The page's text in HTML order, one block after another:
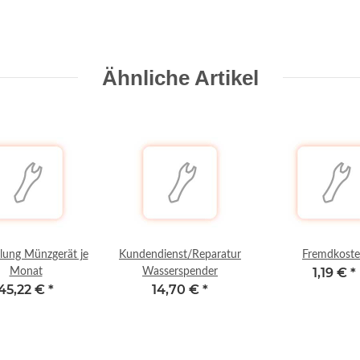
Ähnliche Artikel
Münzgerät je
Monat
€ *
Kundendienst/Reparatur
Wasserspender
14,70 € *
1,19 € *